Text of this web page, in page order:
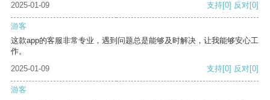
2025-01-09 支持[0] 反对[0]
游客
这款app的客服非常专业，遇到问题总是能够及时解决，让我能够安心工
作。
2025-01-09
支持[0] 反对[0]
游客